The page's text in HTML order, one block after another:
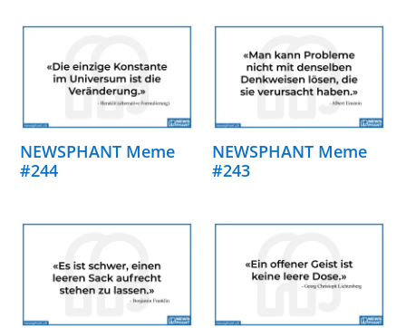
NEWSPHANT Meme
#244
NEWSPHANT Meme
#243